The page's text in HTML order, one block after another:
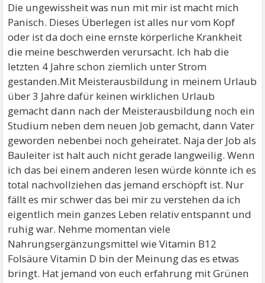
Die ungewissheit was nun mit mir ist macht mich
Panisch. Dieses Überlegen ist alles nur vom Kopf
oder ist da doch eine ernste körperliche Krankheit
die meine beschwerden verursacht. Ich hab die
letzten 4 Jahre schon ziemlich unter Strom
gestanden.Mit Meisterausbildung in meinem Urlaub
über 3 Jahre dafür keinen wirklichen Urlaub
gemacht dann nach der Meisterausbildung noch ein
Studium neben dem neuen Job gemacht, dann Vater
geworden nebenbei noch geheiratet. Naja der Job als
Bauleiter ist halt auch nicht gerade langweilig. Wenn
ich das bei einem anderen lesen würde könnte ich es
total nachvollziehen das jemand erschöpft ist. Nur
fällt es mir schwer das bei mir zu verstehen da ich
eigentlich mein ganzes Leben relativ entspannt und
ruhig war. Nehme momentan viele
Nahrungsergänzungsmittel wie Vitamin B12
Folsäure Vitamin D bin der Meinung das es etwas
bringt. Hat jemand von euch erfahrung mit Grünen